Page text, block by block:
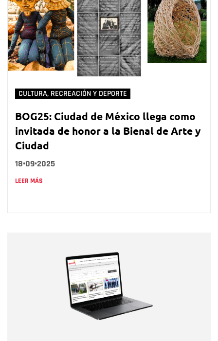
CULTURA, RECREACIÓN Y DEPORTE
BOG25: Ciudad de México llega como
invitada de honor a la Bienal de Arte y
Ciudad
18•09•2025
LEER MÁS
Correo electrónico
Tipo de comentario